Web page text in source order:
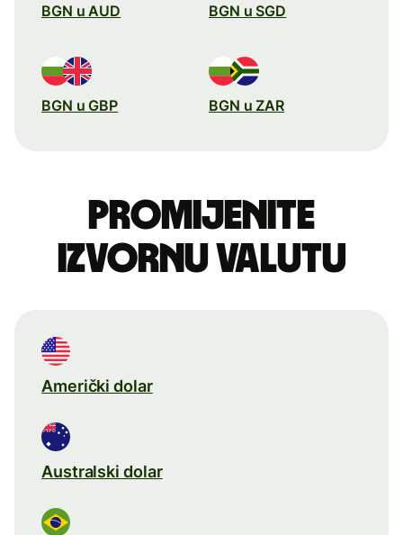
BGN u AUD BGN u SGD
BGN u GBP BGN u ZAR
Promijenite
izvornu valutu
Američki dolar
Australski dolar